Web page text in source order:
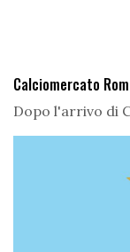
Calciomercato
Dopo l'arrivo di